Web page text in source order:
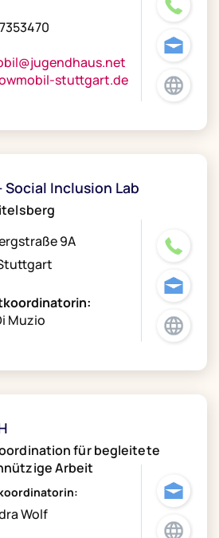
stuttgart.de
Social Inclusion Lab
9A
Muzio
für begleitete
Arbeit
Wolf